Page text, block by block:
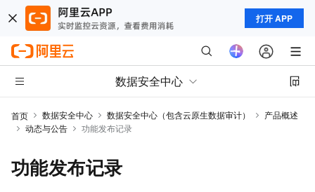
打开 APP
数据安全中心
首页 数据安全中心 数据安全中心（包含云原生数据审计）
产品概述
动态与公告
功能发布记录
功能发布记录